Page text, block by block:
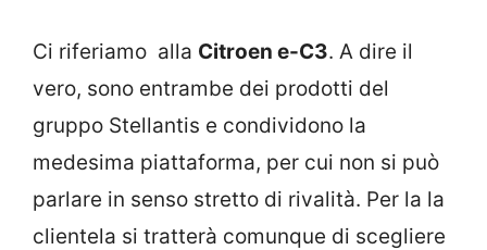
Ci riferiamo alla Citroen e-C3. A dire il
vero, sono entrambe dei prodotti del
gruppo Stellantis e condividono la
medesima piattaforma, per cui non si può
parlare in senso stretto di rivalità. Per la la
clientela si tratterà comunque di scegliere